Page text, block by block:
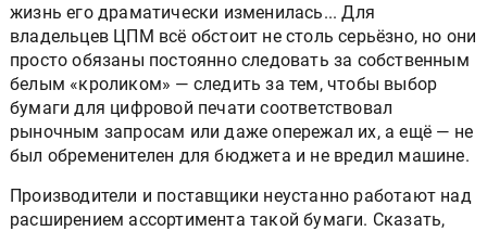
жизнь его драматически изменилась... Для
владельцев ЦПМ всё обстоит не столь серьёзно, но они
просто обязаны постоянно следовать за собственным
белым «кроликом» — следить за тем, чтобы выбор
бумаги для цифровой печати соответствовал
рыночным запросам или даже опережал их, а ещё — не
был обременителен для бюджета и не вредил машине.
Производители и поставщики неустанно работают над
расширением ассортимента такой бумаги. Сказать,